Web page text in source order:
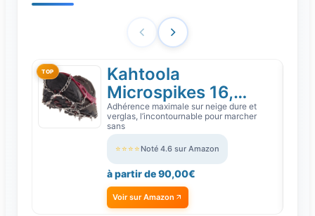
TOP
Kahtoola
Microspikes 16,
Crampons à chaîne
antidérapantes
Adhérence maximale sur neige dure et
verglas, l’incontournable pour marcher
sans
⭐⭐⭐⭐ Noté 4.6 sur Amazon
à partir de 90,00€
Voir sur Amazon